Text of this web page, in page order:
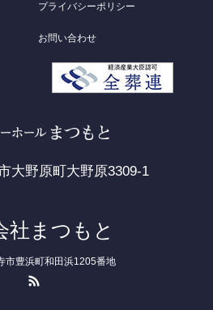
プライバシーポリシー
お問い合わせ
大野原町大野原3309-1
社まつもと
市豊浜町和田浜1205番地